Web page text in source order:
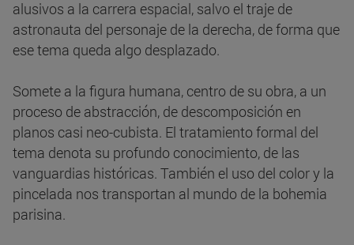
alusivos a la carrera espacial, salvo el traje de
astronauta del personaje de la derecha, de forma que
ese tema queda algo desplazado.
Somete a la figura humana, centro de su obra, a un
proceso de abstracción, de descomposición en
planos casi neo-cubista. El tratamiento formal del
tema denota su profundo conocimiento, de las
vanguardias históricas. También el uso del color y la
pincelada nos transportan al mundo de la bohemia
parisina.